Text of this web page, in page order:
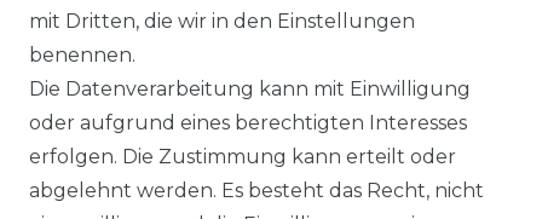
HERSTELLER
REFERENZEN
mit Dritten, die wir in den Einstellungen
benennen.
Die Datenverarbeitung kann mit Einwilligung
oder aufgrund eines berechtigten Interesses
erfolgen. Die Zustimmung kann erteilt oder
abgelehnt werden. Es besteht das Recht, nicht